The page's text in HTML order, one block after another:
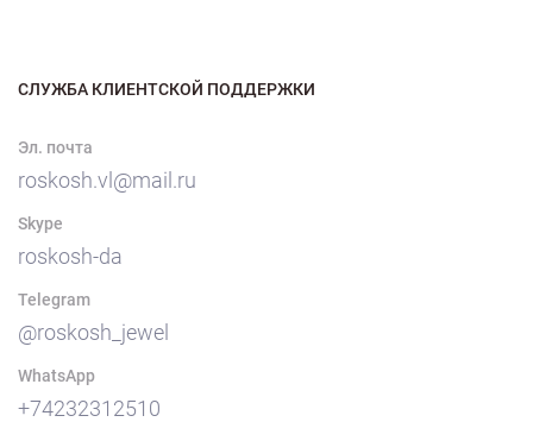
СЛУЖБА КЛИЕНТСКОЙ ПОДДЕРЖКИ
Эл. почта
roskosh.vl@mail.ru
Skype
roskosh-da
Telegram
@roskosh_jewel
WhatsApp
+74232312510